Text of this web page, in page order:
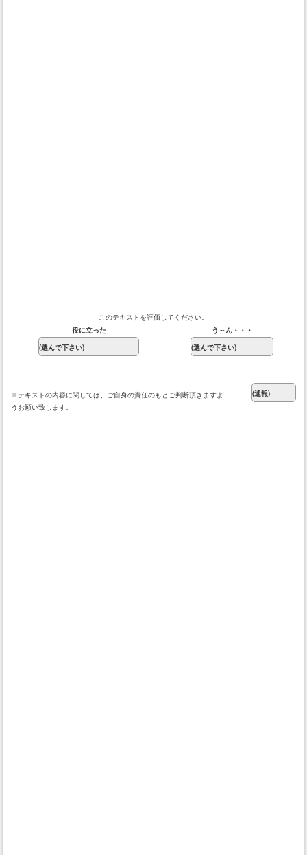
このテキストを評価してください。
役に立った
う～ん・・・
※テキストの内容に関しては、ご自身の責任のもとご判断頂きますよ
うお願い致します。